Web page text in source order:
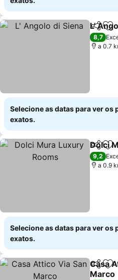
L'
8,7
a 0.7
Selecione as datas para ver os
exatos.
Partilhar
Dolci
9,2
a 0.9
Selecione as datas para ver os
exatos.
Casa
Marco